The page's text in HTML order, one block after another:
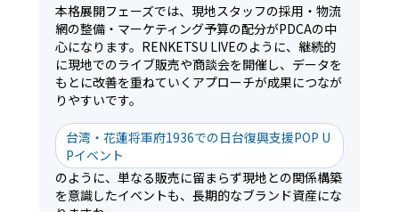
本格展開フェーズでは、現地スタッフの採用・物流
網の整備・マーケティング予算の配分がPDCAの中
心になります。RENKETSU LIVEのように、継続的
に現地でのライブ販売や商談会を開催し、データを
もとに改善を重ねていくアプローチが成果につなが
りやすいです。
台湾・花蓮将軍府1936での日台復興支援POP U
Pイベント
のように、単なる販売に留まらず現地との関係構築
を意識したイベントも、長期的なブランド資産にな